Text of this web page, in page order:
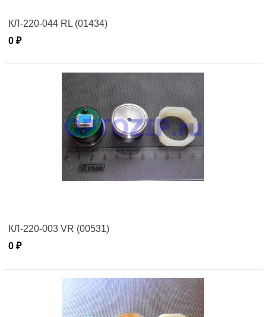
КЛ-220-044 RL (01434)
0 ₽
КЛ-220-003 VR (00531)
0 ₽